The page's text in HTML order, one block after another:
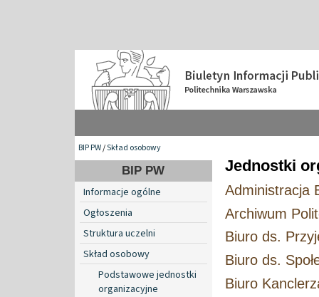
BIP PW/Skład osobowy
BIP PW
Informacje ogólne
Ogłoszenia
Struktura uczelni
Skład osobowy
Podstawowe jednostki
organizacyjne
Jednostki
Administracja
Archiwum
Biuro ds.
Biuro ds.
Biuro